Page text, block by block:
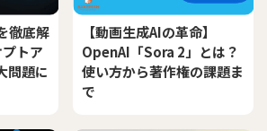
徹底解
トア
問題に
【動画生成AIの革命】
OpenAI「Sora 2」とは？
使い方から著作権の課題ま
で